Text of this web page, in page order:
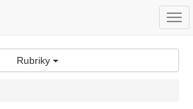
Rubriky